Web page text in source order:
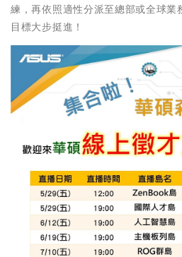
練，再依照適性分派至總部或全球業
目標大步挺進！